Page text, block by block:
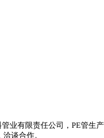
业有限责任公司，PE管生
谈合作。